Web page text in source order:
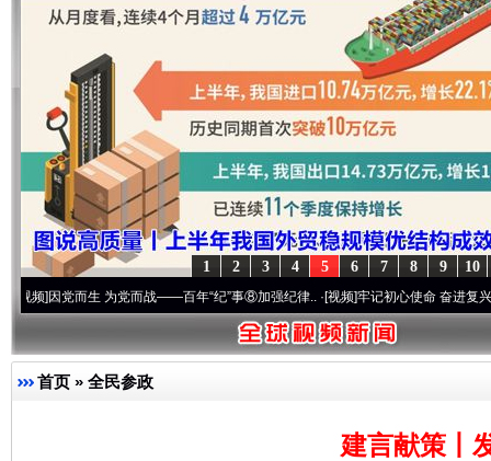
10
9
8
7
6
5
4
3
2
1
而生 为党而战——百年“纪”事⑧加强纪律..·[视频]牢记初心使命 奋进复兴征程丨“转
首页 » 全民参政
建言献策丨